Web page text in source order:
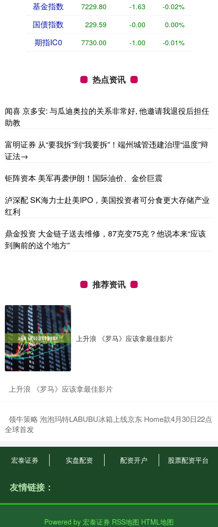
基金指数 7229.80 -1.63 -0.02%
国债指数 229.59 -0.00 0.00%
期指IC0 7730.00 -1.00 -0.01%
热点资讯
闻喜 京多安: 与瓜迪奥拉的关系非常好, 他邀请我退役后担任
助教
富明证券 从“要我拆”到“我要拆”！端州城管违建治理“温度”辩
证法→
钜阵资本 美军再袭伊朗！国际油价、金价巨震
泸深配 SK海力士赴美IPO，美国投资者可分食更大存储产业
红利
鼎金投资 大金链子送去维修，87克变75克？他说本来“应该
到胸前的这个地方”
推荐资讯
上升浪 《罗马》应该拿最佳影片
​上升浪 《罗马》应该拿最佳影片
​领牛策略 泡泡玛特LABUBU冰箱上线京东 Home款4月30日22点
全球首发
宏泰证券 实盘配资 配资开户 股票配资平台
友情链接：
Powered by 宏泰证券 RSS地图 HTML地图